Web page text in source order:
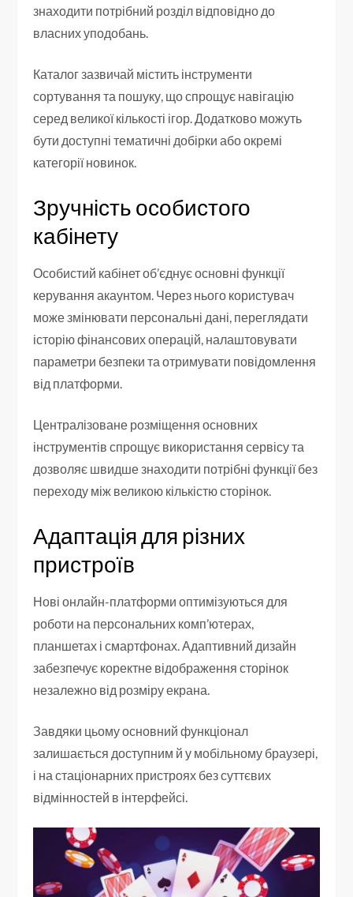
знаходити потрібний розділ відповідно до
власних уподобань.
Каталог зазвичай містить інструменти
сортування та пошуку, що спрощує навігацію
серед великої кількості ігор. Додатково можуть
бути доступні тематичні добірки або окремі
категорії новинок.
Зручність особистого
кабінету
Особистий кабінет об’єднує основні функції
керування акаунтом. Через нього користувач
може змінювати персональні дані, переглядати
історію фінансових операцій, налаштовувати
параметри безпеки та отримувати повідомлення
від платформи.
Централізоване розміщення основних
інструментів спрощує використання сервісу та
дозволяє швидше знаходити потрібні функції без
переходу між великою кількістю сторінок.
Адаптація для різних
пристроїв
Нові онлайн-платформи оптимізуються для
роботи на персональних комп’ютерах,
планшетах і смартфонах. Адаптивний дизайн
забезпечує коректне відображення сторінок
незалежно від розміру екрана.
Завдяки цьому основний функціонал
залишається доступним й у мобільному браузері,
і на стаціонарних пристроях без суттєвих
відмінностей в інтерфейсі.